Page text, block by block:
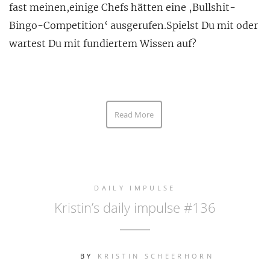
fast meinen,einige Chefs hätten eine ‚Bullshit-
Bingo-Competition‘ ausgerufen.Spielst Du mit oder
wartest Du mit fundiertem Wissen auf?
Read More
DAILY IMPULSE
Kristin’s daily impulse #136
BY KRISTIN SCHEERHORN